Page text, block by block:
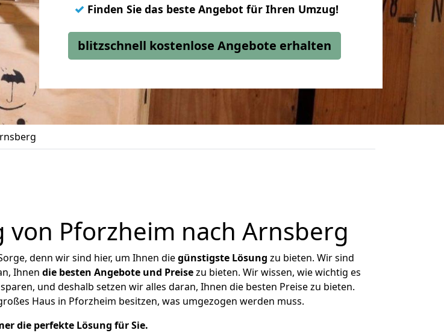
✓ Finden Sie das beste Angebot für Ihren Umzug!
blitzschnell kostenlose Angebote erhalten
Pforzheim nach Arnsberg
denn wir sind hier, um Ihnen diegünstigste Lösung zu bieten. Wir sind
Ihnen die besten Angebote und Preisezu bieten. Wir wissen, wie wichtig es
und deshalb setzen wir alles daran, Ihnen die besten Preise zu bieten.
Haus in Pforzheim besitzen, was umgezogen werden muss.
die perfekte Lösung für Sie.